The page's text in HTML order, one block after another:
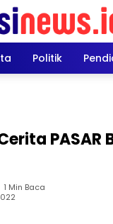
Politik
PASAR
1 Min Baca